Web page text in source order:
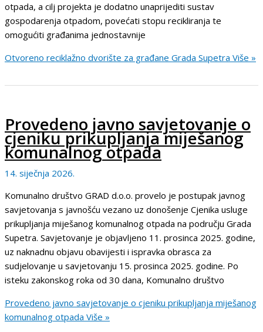
otpada, a cilj projekta je dodatno unaprijediti sustav
gospodarenja otpadom, povećati stopu recikliranja te
omogućiti građanima jednostavnije
Otvoreno reciklažno dvorište za građane Grada Supetra Više »
Provedeno javno savjetovanje o
cjeniku prikupljanja miješanog
komunalnog otpada
14. siječnja 2026.
Komunalno društvo GRAD d.o.o. provelo je postupak javnog
savjetovanja s javnošću vezano uz donošenje Cjenika usluge
prikupljanja miješanog komunalnog otpada na području Grada
Supetra. Savjetovanje je objavljeno 11. prosinca 2025. godine,
uz naknadnu objavu obavijesti i ispravka obrasca za
sudjelovanje u savjetovanju 15. prosinca 2025. godine. Po
isteku zakonskog roka od 30 dana, Komunalno društvo
Provedeno javno savjetovanje o cjeniku prikupljanja miješanog
komunalnog otpada Više »